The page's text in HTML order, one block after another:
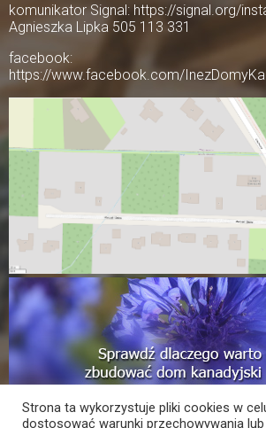
komunikator Signal: https://signal.org/
Agnieszka Lipka 505 113 331
facebook:
https://www.facebook.com/
Strona ta wykorzystuje pliki cookies w
dostosować warunki przechowywania